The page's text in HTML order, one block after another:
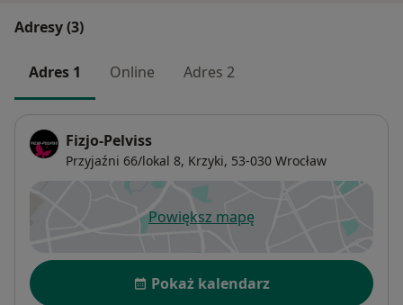
Adresy (3)
Adres 1 Online Adres 2
Fizjo-Pelviss
Przyjaźni 66/lokal 8, Krzyki, 53-030 Wrocław
Powiększ mapęotwiera się w nowej karcie
Dostępność
Pokaż kalendarz